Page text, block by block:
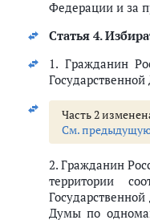
по выборам депутатов
комиссии
комиссии
избирательных комиссий
комиссий
избирательной
комиссий. Содействие
комиссии Российской
Российской Федерации
Федерации и за
Статья 4.
1. Гражданин
Часть 2
См.
2. Гражданин
территории
Думы по